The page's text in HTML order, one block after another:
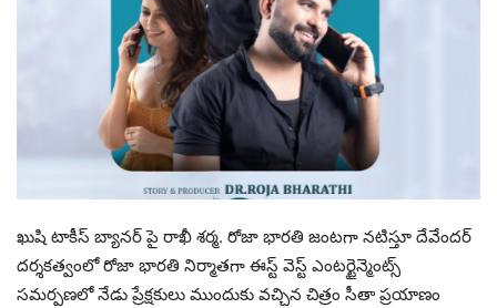
ఖుషి టాకీస్ బ్యానర్ పై రాఖీ శర్మ. రోజా భారతి జంటగా నటిస్తూ దేవేందర్
దర్శకత్వంలో రోజా భారతి నిర్మాతగా ఈస్ట్ వెస్ట్ ఎంటర్టైన్మెంట్స్
సమర్పణలో నేడు ప్రేక్షకులు ముందుకు వచ్చిన చిత్రం సీతా ప్రయాణం